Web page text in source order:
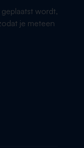
wordt,
je meteen